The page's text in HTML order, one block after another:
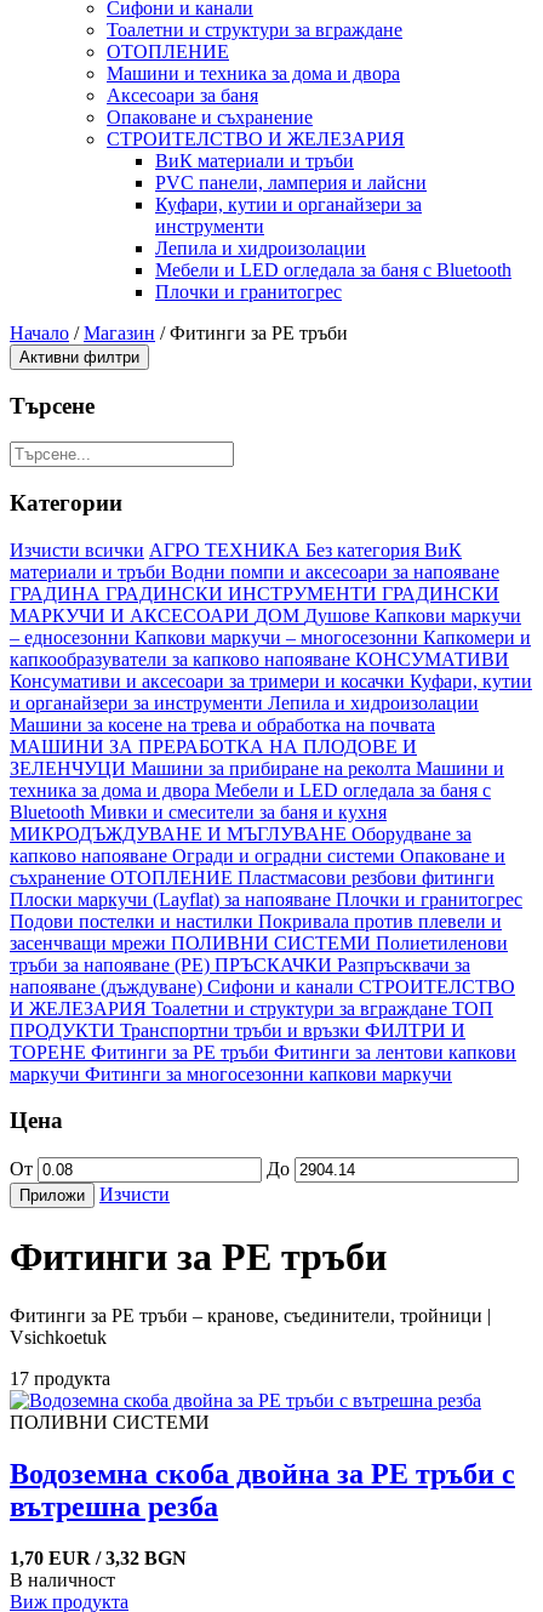
Сифони и канали
Тоалетни и структури за вграждане
ОТОПЛЕНИЕ
Машини и техника за дома и двора
Аксесоари за баня
Опаковане и съхранение
СТРОИТЕЛСТВО И ЖЕЛЕЗАРИЯ
ВиК материали и тръби
PVC панели, ламперия и лайсни
Куфари, кутии и органайзери за
инструменти
Лепила и хидроизолации
Мебели и LED огледала за баня с Bluetooth
Плочки и гранитогрес
Начало / Магазин / Фитинги за PE тръби
Активни филтри
Търсене
Категории
Изчисти всички АГРО ТЕХНИКА Без категория ВиК
материали и тръби Водни помпи и аксесоари за напояване
ГРАДИНА ГРАДИНСКИ ИНСТРУМЕНТИ ГРАДИНСКИ
МАРКУЧИ И АКСЕСОАРИ ДОМ Душове Капкови маркучи
– едносезонни Капкови маркучи – многосезонни Капкомери и
капкообразуватели за капково напояване КОНСУМАТИВИ
Консумативи и аксесоари за тримери и косачки Куфари, кутии
и органайзери за инструменти Лепила и хидроизолации
Машини за косене на трева и обработка на почвата
МАШИНИ ЗА ПРЕРАБОТКА НА ПЛОДОВЕ И
ЗЕЛЕНЧУЦИ Машини за прибиране на реколта Машини и
техника за дома и двора Мебели и LED огледала за баня с
Bluetooth Мивки и смесители за баня и кухня
МИКРОДЪЖДУВАНЕ И МЪГЛУВАНЕ Оборудване за
капково напояване Огради и оградни системи Опаковане и
съхранение ОТОПЛЕНИЕ Пластмасови резбови фитинги
Плоски маркучи (Layflat) за напояване Плочки и гранитогрес
Подови постелки и настилки Покривала против плевели и
засенчващи мрежи ПОЛИВНИ СИСТЕМИ Полиетиленови
тръби за напояване (PE) ПРЪСКАЧКИ Разпръсквачи за
напояване (дъждуване) Сифони и канали СТРОИТЕЛСТВО
И ЖЕЛЕЗАРИЯ Тоалетни и структури за вграждане ТОП
ПРОДУКТИ Транспортни тръби и връзки ФИЛТРИ И
ТОРЕНЕ Фитинги за PE тръби Фитинги за лентови капкови
маркучи Фитинги за многосезонни капкови маркучи
Цена
От До
Приложи Изчисти
Фитинги за PE тръби
Фитинги за PE тръби – кранове, съединители, тройници |
Vsichkoetuk
17 продукта
ПОЛИВНИ СИСТЕМИ
Водоземна скоба двойна за PE тръби с
вътрешна резба
1,70 EUR / 3,32 BGN
В наличност
Виж продукта